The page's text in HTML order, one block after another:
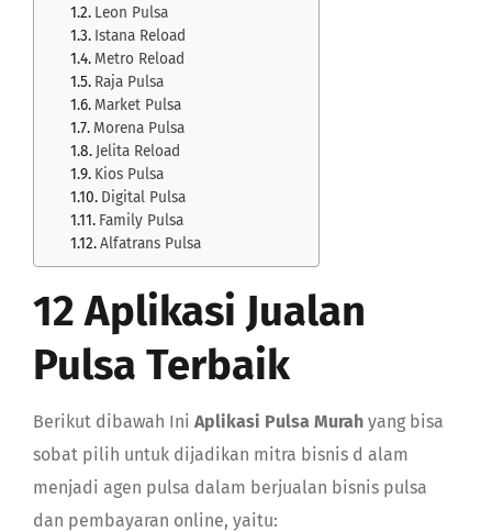
Leon Pulsa
Istana Reload
Metro Reload
Raja Pulsa
Market Pulsa
Morena Pulsa
Jelita Reload
Kios Pulsa
Digital Pulsa
Family Pulsa
Alfatrans Pulsa
12 Aplikasi Jualan
Pulsa Terbaik
Berikut dibawah Ini Aplikasi Pulsa Murah yang bisa
sobat pilih untuk dijadikan mitra bisnis d alam
menjadi agen pulsa dalam berjualan bisnis pulsa
dan pembayaran online, yaitu: